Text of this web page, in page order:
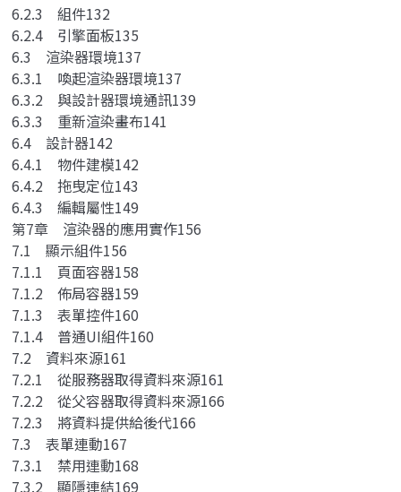
6.2.3 組件132
6.2.4 引擎面板135
6.3 渲染器環境137
6.3.1 喚起渲染器環境137
6.3.2 與設計器環境通訊139
6.3.3 重新渲染畫布141
6.4 設計器142
6.4.1 物件建模142
6.4.2 拖曳定位143
6.4.3 編輯屬性149
第7章 渲染器的應用實作156
7.1 顯示組件156
7.1.1 頁面容器158
7.1.2 佈局容器159
7.1.3 表單控件160
7.1.4 普通UI組件160
7.2 資料來源161
7.2.1 從服務器取得資料來源161
7.2.2 從父容器取得資料來源166
7.2.3 將資料提供給後代166
7.3 表單連動167
7.3.1 禁用連動168
7.3.2 顯隱連結169